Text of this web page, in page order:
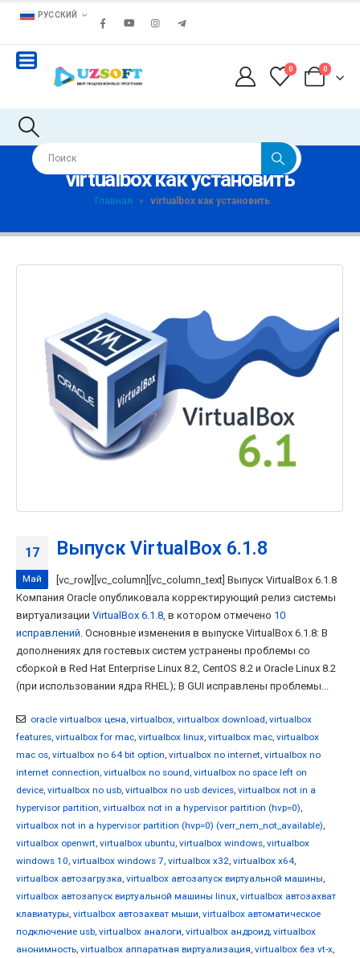
РУССКИЙ
0 0
virtualbox как установить
Главная » virtualbox как установить
17
Май
Выпуск VirtualBox 6.1.8
[vc_row][vc_column][vc_column_text] Выпуск VirtualBox 6.1.8
Компания Oracle опубликовала корректирующий релиз системы
виртуализации VirtualBox 6.1.8, в котором отмечено 10
исправлений. Основные изменения в выпуске VirtualBox 6.1.8: В
дополнениях для гостевых систем устранены проблемы со
сборкой в Red Hat Enterprise Linux 8.2, CentOS 8.2 и Oracle Linux 8.2
(при использовании ядра RHEL); В GUI исправлены проблемы...
oracle virtualbox цена, virtualbox, virtualbox download, virtualbox
features, virtualbox for mac, virtualbox linux, virtualbox mac, virtualbox
mac os, virtualbox no 64 bit option, virtualbox no internet, virtualbox no
internet connection, virtualbox no sound, virtualbox no space left on
device, virtualbox no usb, virtualbox no usb devices, virtualbox not in a
hypervisor partition, virtualbox not in a hypervisor partition (hvp=0),
virtualbox not in a hypervisor partition (hvp=0) (verr_nem_not_available),
virtualbox openwrt, virtualbox ubuntu, virtualbox windows, virtualbox
windows 10, virtualbox windows 7, virtualbox x32, virtualbox x64,
virtualbox автозагрузка, virtualbox автозапуск виртуальной машины,
virtualbox автозапуск виртуальной машины linux, virtualbox автозахват
клавиатуры, virtualbox автозахват мыши, virtualbox автоматическое
подключение usb, virtualbox аналоги, virtualbox андроид, virtualbox
анонимность, virtualbox аппаратная виртуализация, virtualbox без vt-x,